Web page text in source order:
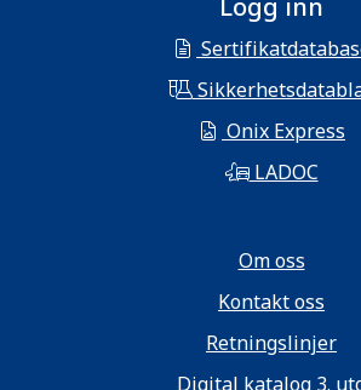
Logg inn
Onix Express
LADOC
Om oss
Kontakt oss
Retningslinjer
Digital katalog 3.